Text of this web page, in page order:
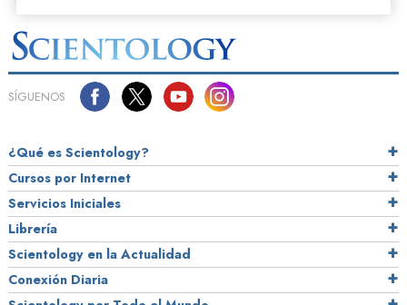
SÍGUENOS
¿Qué es Scientology?
Cursos por Internet
Servicios Iniciales
Librería
Scientology en la Actualidad
Conexión Diaria